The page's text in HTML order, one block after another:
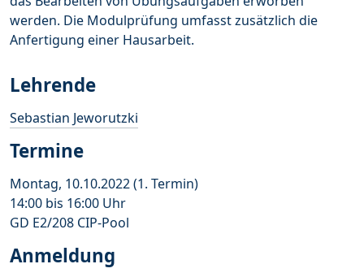
werden. Die Modulprüfung umfasst zusätzlich die
Anfertigung einer Hausarbeit.
Lehrende
Sebastian Jeworutzki
Termine
Montag, 10.10.2022 (1. Termin)
14:00 bis 16:00 Uhr
GD E2/208 CIP-Pool
Anmeldung